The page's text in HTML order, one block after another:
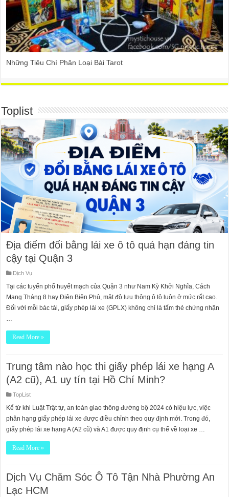
Những Tiêu Chí Phân Loại Bài Tarot
Toplist
Địa điểm đổi bằng lái xe ô tô quá hạn đáng tin
cậy tại Quận 3
Dịch Vụ
Tại các tuyến phố huyết mạch của Quận 3 như Nam Kỳ Khởi Nghĩa, Cách
Mạng Tháng 8 hay Điện Biên Phủ, mật độ lưu thông ô tô luôn ở mức rất cao.
Đối với mỗi bác tài, giấy phép lái xe (GPLX) không chỉ là tấm thẻ chứng nhận
Read More »
Trung tâm nào học thi giấy phép lái xe hạng A
(A2 cũ), A1 uy tín tại Hồ Chí Minh?
TopList
Kể từ khi Luật Trật tự, an toàn giao thông đường bộ 2024 có hiệu lực, việc
phân hạng giấy phép lái xe được điều chỉnh theo quy định mới. Trong đó,
giấy phép lái xe hạng A (A2 cũ) và A1 được quy định cụ thể về loại xe …
Read More »
Dịch Vụ Chăm Sóc Ô Tô Tận Nhà Phường An
Lạc HCM